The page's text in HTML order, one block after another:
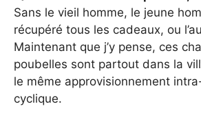
Sans le vieil homme, le jeune
récupéré tous les cadeaux, ou
Maintenant que j’y pense, ces
poubelles sont partout dans la
le même approvisionnement
cyclique.